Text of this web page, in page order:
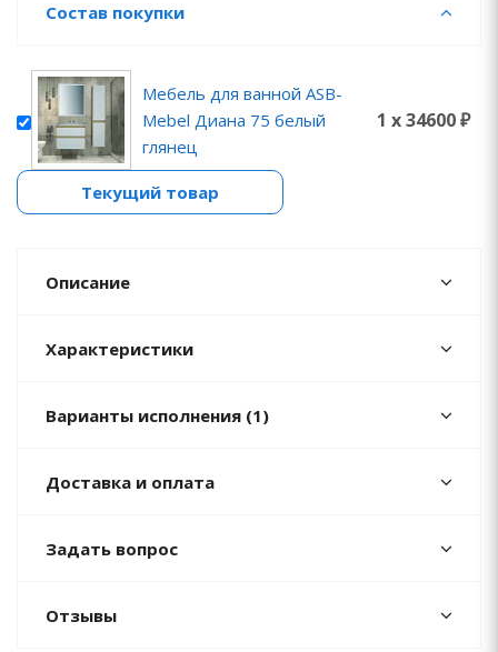
Состав покупки
Мебель для ванной ASB-
Mebel Диана 75 белый
глянец
1 x 34600 ₽
Текущий товар
Описание
Характеристики
Варианты исполнения (1)
Доставка и оплата
Задать вопрос
Отзывы